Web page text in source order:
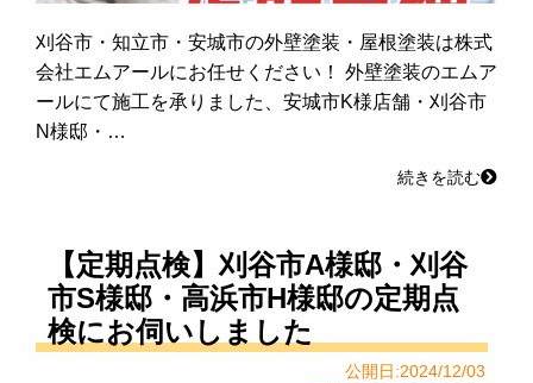
刈谷市・知立市・安城市の外壁塗装・屋根塗装は株式
会社エムアールにお任せください！ 外壁塗装のエムア
ールにて施工を承りました、安城市K様店舗・刈谷市
N様邸・…
続きを読む
【定期点検】刈谷市A様邸・刈谷
市S様邸・高浜市H様邸の定期点
検にお伺いしました
公開日:2024/12/03